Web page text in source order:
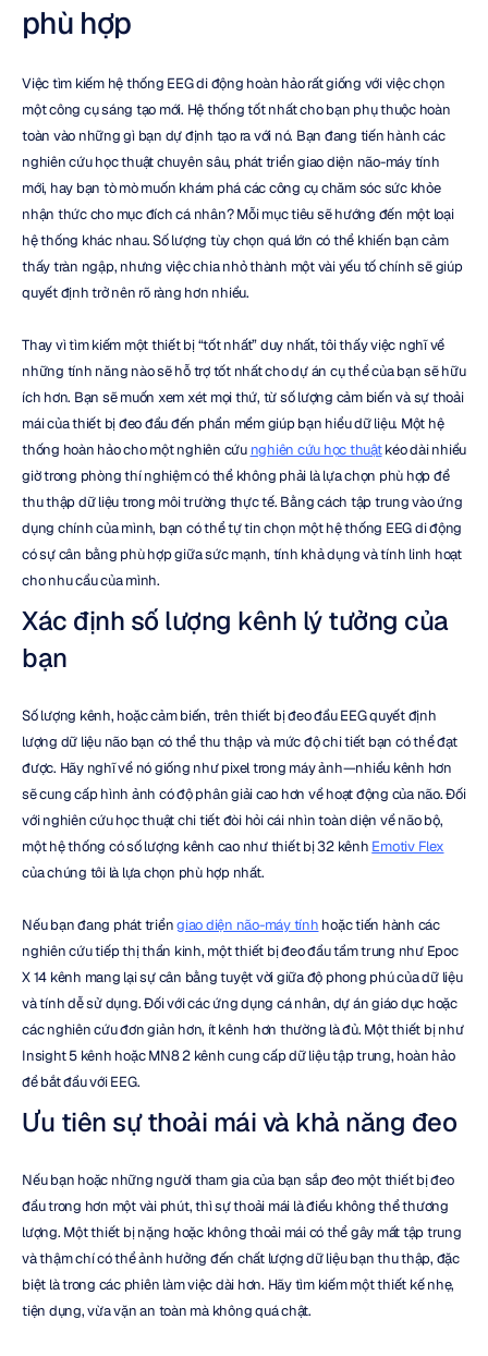
phù hợp
Việc tìm kiếm hệ thống EEG di động hoàn hảo rất giống với việc chọn
một công cụ sáng tạo mới. Hệ thống tốt nhất cho bạn phụ thuộc hoàn
toàn vào những gì bạn dự định tạo ra với nó. Bạn đang tiến hành các
nghiên cứu học thuật chuyên sâu, phát triển giao diện não-máy tính
mới, hay bạn tò mò muốn khám phá các công cụ chăm sóc sức khỏe
nhận thức cho mục đích cá nhân? Mỗi mục tiêu sẽ hướng đến một loại
hệ thống khác nhau. Số lượng tùy chọn quá lớn có thể khiến bạn cảm
thấy tràn ngập, nhưng việc chia nhỏ thành một vài yếu tố chính sẽ giúp
quyết định trở nên rõ ràng hơn nhiều.
Thay vì tìm kiếm một thiết bị “tốt nhất” duy nhất, tôi thấy việc nghĩ về
những tính năng nào sẽ hỗ trợ tốt nhất cho dự án cụ thể của bạn sẽ hữu
ích hơn. Bạn sẽ muốn xem xét mọi thứ, từ số lượng cảm biến và sự thoải
mái của thiết bị đeo đầu đến phần mềm giúp bạn hiểu dữ liệu. Một hệ
thống hoàn hảo cho một nghiên cứu nghiên cứu học thuật kéo dài nhiều
giờ trong phòng thí nghiệm có thể không phải là lựa chọn phù hợp để
thu thập dữ liệu trong môi trường thực tế. Bằng cách tập trung vào ứng
dụng chính của mình, bạn có thể tự tin chọn một hệ thống EEG di động
có sự cân bằng phù hợp giữa sức mạnh, tính khả dụng và tính linh hoạt
cho nhu cầu của mình.
Xác định số lượng kênh lý tưởng của
bạn
Số lượng kênh, hoặc cảm biến, trên thiết bị đeo đầu EEG quyết định
lượng dữ liệu não bạn có thể thu thập và mức độ chi tiết bạn có thể đạt
được. Hãy nghĩ về nó giống như pixel trong máy ảnh—nhiều kênh hơn
sẽ cung cấp hình ảnh có độ phân giải cao hơn về hoạt động của não. Đối
với nghiên cứu học thuật chi tiết đòi hỏi cái nhìn toàn diện về não bộ,
một hệ thống có số lượng kênh cao như thiết bị 32 kênh Emotiv Flex
của chúng tôi là lựa chọn phù hợp nhất.
Nếu bạn đang phát triển giao diện não-máy tính hoặc tiến hành các
nghiên cứu tiếp thị thần kinh, một thiết bị đeo đầu tầm trung như Epoc
X 14 kênh mang lại sự cân bằng tuyệt vời giữa độ phong phú của dữ liệu
và tính dễ sử dụng. Đối với các ứng dụng cá nhân, dự án giáo dục hoặc
các nghiên cứu đơn giản hơn, ít kênh hơn thường là đủ. Một thiết bị như
Insight 5 kênh hoặc MN8 2 kênh cung cấp dữ liệu tập trung, hoàn hảo
để bắt đầu với EEG.
Ưu tiên sự thoải mái và khả năng đeo
Nếu bạn hoặc những người tham gia của bạn sắp đeo một thiết bị đeo
đầu trong hơn một vài phút, thì sự thoải mái là điều không thể thương
lượng. Một thiết bị nặng hoặc không thoải mái có thể gây mất tập trung
và thậm chí có thể ảnh hưởng đến chất lượng dữ liệu bạn thu thập, đặc
biệt là trong các phiên làm việc dài hơn. Hãy tìm kiếm một thiết kế nhẹ,
tiện dụng, vừa vặn an toàn mà không quá chật.